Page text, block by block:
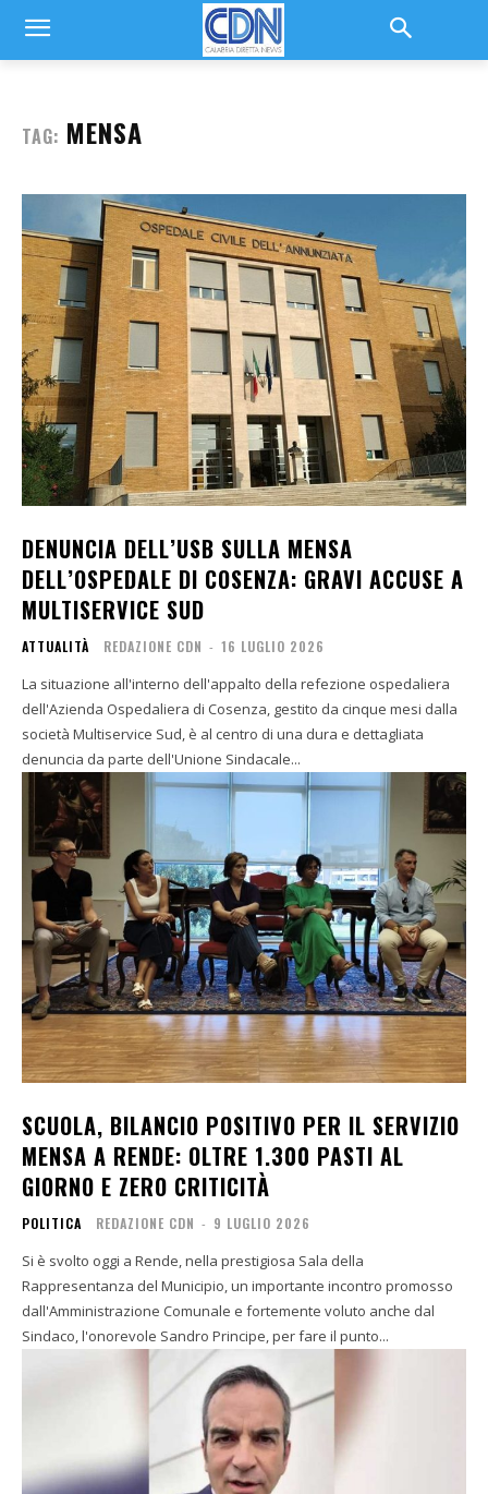
TAG: MENSA
DENUNCIA DELL’USB SULLA MENSA
DELL’OSPEDALE DI COSENZA: GRAVI ACCUSE A
MULTISERVICE SUD
ATTUALITÀ REDAZIONE CDN - 16 LUGLIO 2026
La situazione all'interno dell'appalto della refezione ospedaliera
dell'Azienda Ospedaliera di Cosenza, gestito da cinque mesi dalla
società Multiservice Sud, è al centro di una dura e dettagliata
denuncia da parte dell'Unione Sindacale...
SCUOLA, BILANCIO POSITIVO PER IL SERVIZIO
MENSA A RENDE: OLTRE 1.300 PASTI AL
GIORNO E ZERO CRITICITÀ
POLITICA REDAZIONE CDN - 9 LUGLIO 2026
Si è svolto oggi a Rende, nella prestigiosa Sala della
Rappresentanza del Municipio, un importante incontro promosso
dall'Amministrazione Comunale e fortemente voluto anche dal
Sindaco, l'onorevole Sandro Principe, per fare il punto...